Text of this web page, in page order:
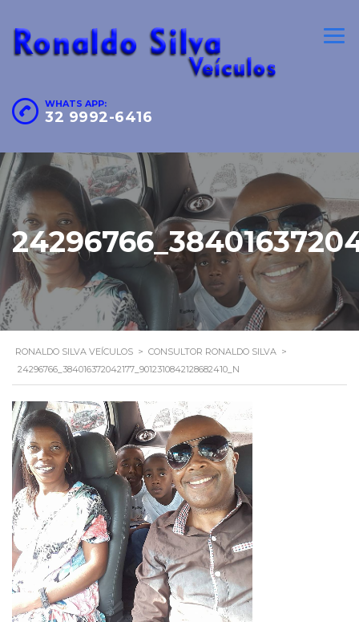
WHATS APP:
32 9992-6416
RONALDO SILVA VEÍCULOS > CONSULTOR RONALDO SILVA >
24296766_384016372042177_9012310842128682410_N